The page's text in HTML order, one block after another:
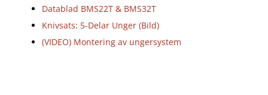
Datablad BMS22T & BMS32T
Knivsats: 5-Delar Unger (Bild)
(VIDEO) Montering av ungersystem